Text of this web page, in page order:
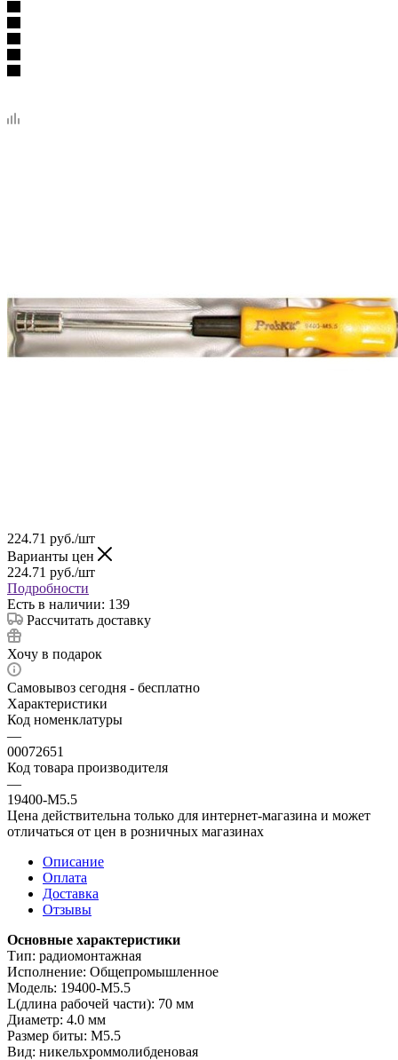
224.71 руб./шт
Варианты цен
224.71 руб./шт
Подробности
Есть в наличии: 139
Рассчитать доставку
Хочу в подарок
Самовывоз сегодня - бесплатно
Характеристики
Код номенклатуры
—
00072651
Код товара производителя
—
19400-M5.5
Цена действительна только для интернет-магазина и может
отличаться от цен в розничных магазинах
Описание
Оплата
Доставка
Отзывы
Основные характеристики
Тип: радиомонтажная
Исполнение: Общепромышленное
Модель: 19400-M5.5
L(длина рабочей части): 70 мм
Диаметр: 4.0 мм
Размер биты: М5.5
Вид: никельхроммолибденовая